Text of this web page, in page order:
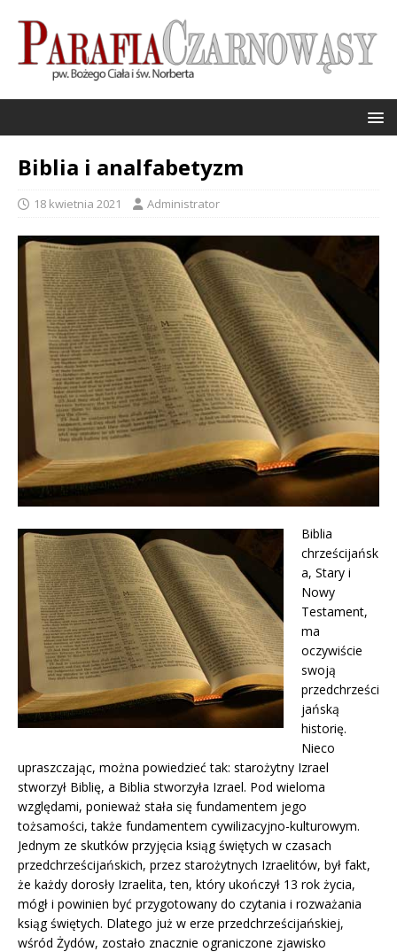
Biblia i analfabetyzm
18 kwietnia 2021 Administrator
Biblia
chrześcijańsk
a, Stary i
Nowy
Testament,
ma
oczywiście
swoją
przedchrześci
jańską
historię.
Nieco
upraszczając, można powiedzieć tak: starożytny Izrael
stworzył Biblię, a Biblia stworzyła Izrael. Pod wieloma
względami, ponieważ stała się fundamentem jego
tożsamości, także fundamentem cywilizacyjno-kulturowym.
Jednym ze skutków przyjęcia ksiąg świętych w czasach
przedchrześcijańskich, przez starożytnych Izraelitów, był fakt,
że każdy dorosły Izraelita, ten, który ukończył 13 rok życia,
mógł i powinien być przygotowany do czytania i rozważania
ksiąg świętych. Dlatego już w erze przedchrześcijańskiej,
wśród Żydów, zostało znacznie ograniczone zjawisko